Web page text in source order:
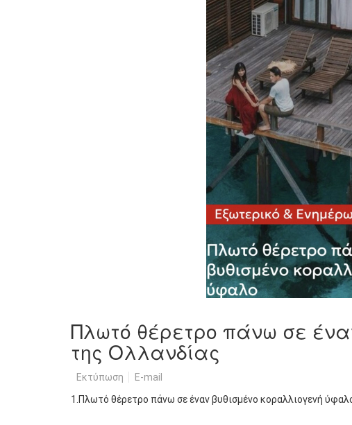
Πλωτό θέρετρο πάνω σε
της Ολλανδίας
Εκτύπωση E-mail
1.Πλωτό θέρετρο πάνω σε έναν βυθισμένο κοραλλιογενή